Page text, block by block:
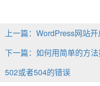
上一篇：WordPress网站
下一篇：如何用简单的方
502或者504的错误